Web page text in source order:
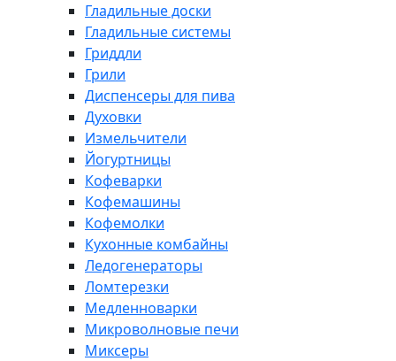
Гладильные доски
Гладильные системы
Гриддли
Грили
Диспенсеры для пива
Духовки
Измельчители
Йогуртницы
Кофеварки
Кофемашины
Кофемолки
Кухонные комбайны
Ледогенераторы
Ломтерезки
Медленноварки
Микроволновые печи
Миксеры